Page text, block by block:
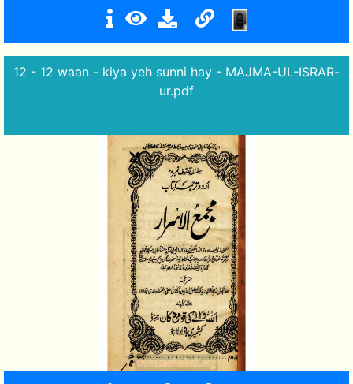
12 - 12 waan - kiya yeh sunni hay - MAJMA-UL-ISRAR-
ur.pdf